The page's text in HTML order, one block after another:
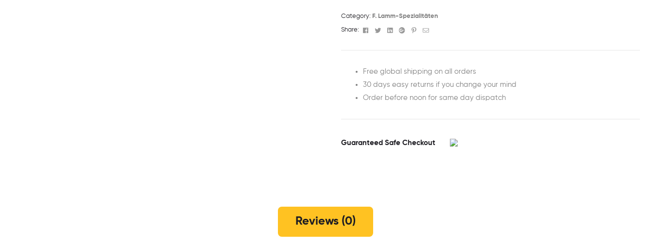
Category: F. Lamm-Spezialitäten
Share: Facebook
TwitterLinkedinGoogle+Pinterest
Email
Free global shipping on all orders
30 days easy returns if you change your mind
Order before noon for same day dispatch
Guaranteed Safe Checkout
Reviews (0)